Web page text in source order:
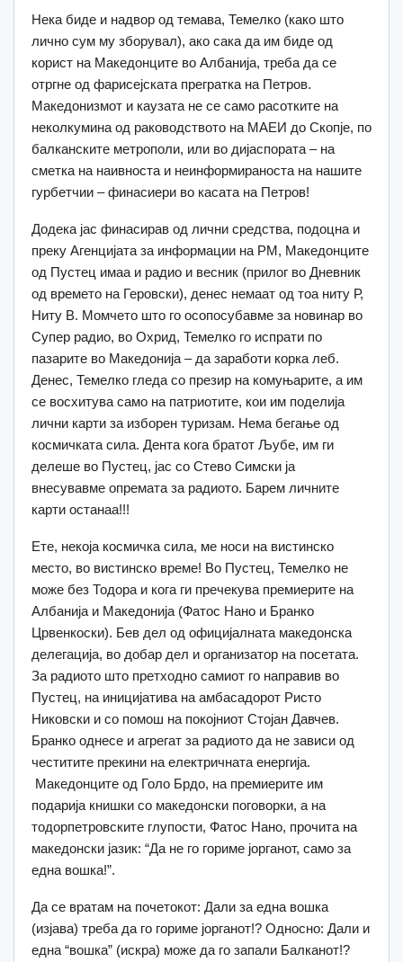
Нека биде и надвор од темава, Темелко (како што
лично сум му зборувал), ако сака да им биде од
корист на Македонците во Албанија, треба да се
отргне од фарисејската прегратка на Петров.
Македонизмот и каузата не се само расотките на
неколкумина од раководството на МАЕИ до Скопје, по
балканските метрополи, или во дијаспората – на
сметка на наивноста и неинформираноста на нашите
гурбетчии – финасиери во касата на Петров!
Додека јас финасирав од лични средства, подоцна и
преку Агенцијата за информации на РМ, Македонците
од Пустец имаа и радио и весник (прилог во Дневник
од времето на Геровски), денес немаат од тоа ниту Р,
Ниту В. Момчето што го осопосубавме за новинар во
Супер радио, во Охрид, Темелко го испрати по
пазарите во Македонија – да заработи корка леб.
Денес, Темелко гледа со презир на комуњарите, а им
се восхитува само на патриотите, кои им поделија
лични карти за изборен туризам. Нема бегање од
космичката сила. Дента кога братот Љубе, им ги
делеше во Пустец, јас со Стево Симски ја
внесувавме опремата за радиото. Барем личните
карти останаа!!!
Ете, некоја космичка сила, ме носи на вистинско
место, во вистинско време! Во Пустец, Темелко не
може без Тодора и кога ги пречекува премиерите на
Албанија и Македонија (Фатос Нано и Бранко
Црвенкоски). Бев дел од официјалната македонска
делегација, во добар дел и организатор на посетата.
За радиото што претходно самиот го направив во
Пустец, на иницијатива на амбасадорот Ристо
Никовски и со помош на покојниот Стојан Давчев.
Бранко однесе и агрегат за радиото да не зависи од
честитите прекини на електричната енергија.
Македонците од Голо Брдо, на премиерите им
подарија книшки со македонски поговорки, а на
тодорпетровските глупости, Фатос Нано, прочита на
македонски јазик: “Да не го гориме јорганот, само за
една вошка!”.
Да се вратам на почетокот: Дали за една вошка
(изјава) треба да го гориме јорганот!? Односно: Дали и
една “вошка” (искра) може да го запали Балканот!?